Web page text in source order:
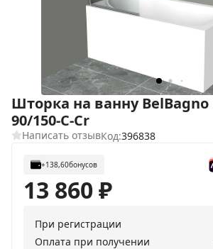
Шторка на ванну BelBagno
90/150-C-Cr
Написать отзывКод:396838
+138,60бонусов
13 860₽
При регистрации
Оплата при получении